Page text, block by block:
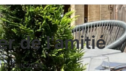
de l'amitié
10 JUIN 2025